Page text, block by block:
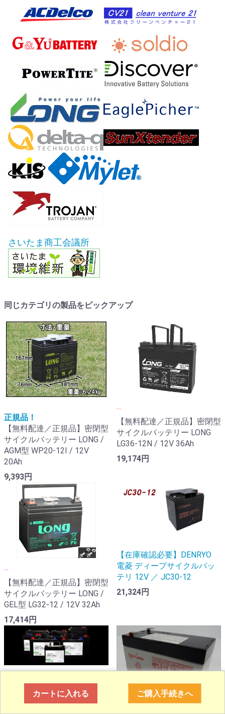
さいたま商工会議所
同じカテゴリの製品をピックアップ
正規品！
【無料配達／正規品】密閉型
サイクルバッテリー LONG /
AGM型 WP20-12I / 12V
20Ah
9,393円
...
【無料配達／正規品】密閉型
サイクルバッテリー LONG
LG36-12N / 12V 36Ah
19,174円
...
【無料配達／正規品】密閉型
サイクルバッテリー LONG /
GEL型 LG32-12 / 12V 32Ah
17,414円
【在庫確認必要】DENRYO
電菱 ディープサイクルバッ
テリ 12V ／ JC30-12
21,324円
ディスカバー・エナジー社
は、二次電池分野において...
ディープサイクルバッテリー
カートに入れる ご購入手続きへ